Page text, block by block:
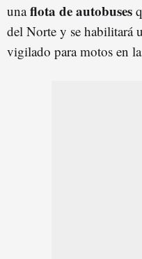
unaflota de autobuses
del Norte y se habilitará
vigilado para motos en